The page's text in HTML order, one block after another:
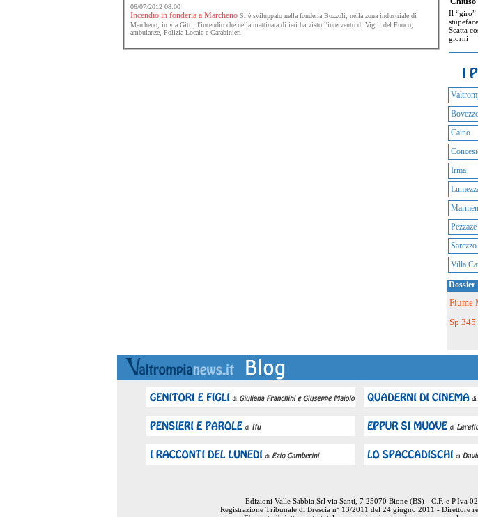
06/07/2012 08:00
Incendio in fonderia a MarchenoSi è sviluppato nella fonderia Bozzoli, nella zona industriale di
Marcheno, in via Gitti, l'incendio che nella mattinata di ieri ha visto l'intervento di Vigili del Fuoco,
ambulanze, Polizia Locale e Carabinieri
Il “giro”
Scatta
giorni
Caino
Irma
Pezzaze
Sarezzo
Villa
Dossier
Fiume
Sp
Edizioni Valle Sabbia Srl via Santi, 7 25070 Bione (BS) - C.F. e P.Iva
Registrazione Tribunale di Brescia n° 13/2011 del 24 giugno 2011 -